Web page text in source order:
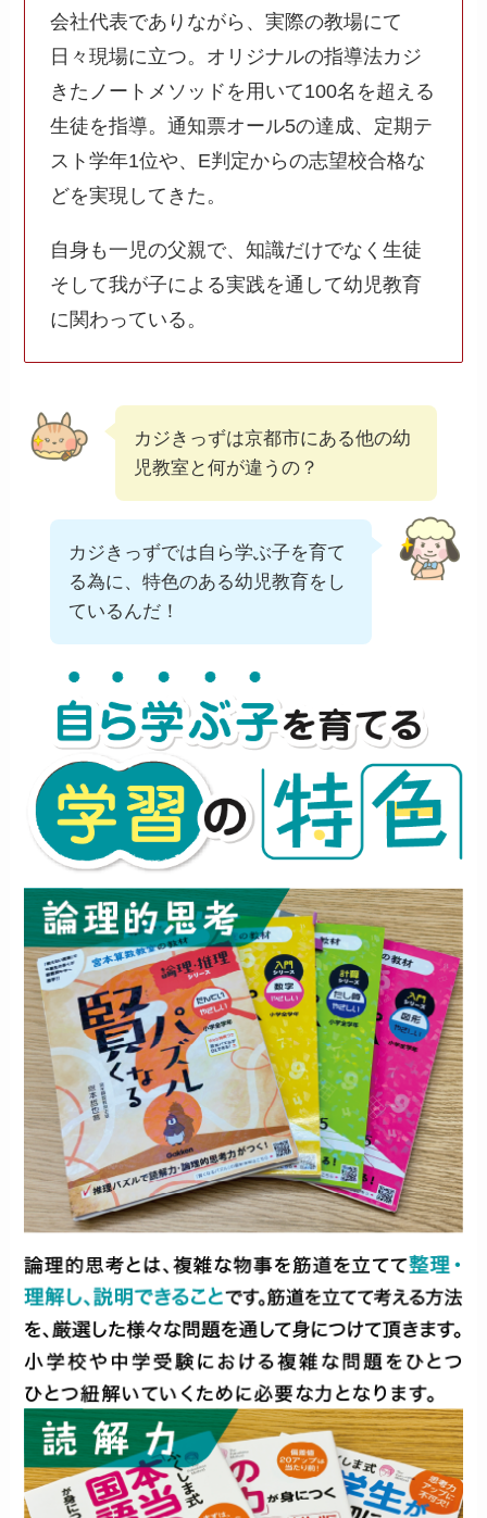
会社代表でありながら、実際の教場にて
日々現場に立つ。オリジナルの指導法カジ
きたノートメソッドを用いて100名を超える
生徒を指導。通知票オール5の達成、定期テ
スト学年1位や、E判定からの志望校合格な
どを実現してきた。
自身も一児の父親で、知識だけでなく生徒
そして我が子による実践を通して幼児教育
に関わっている。
カジきっずは京都市にある他の幼
児教室と何が違うの？
カジきっずでは自ら学ぶ子を育て
る為に、特色のある幼児教育をし
ているんだ！